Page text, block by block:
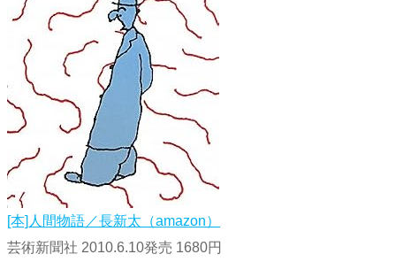
[本]人間物語／長新太（amazon）
芸術新聞社 2010.6.10発売 1680円